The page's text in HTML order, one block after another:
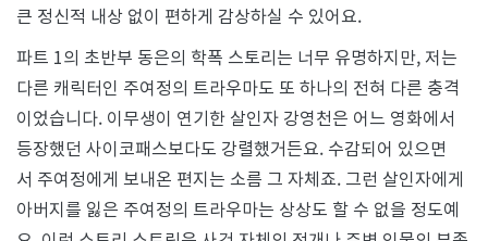
큰 정신적 내상 없이 편하게 감상하실 수 있어요.
파트 1의 초반부 동은의 학폭 스토리는 너무 유명하지만, 저는
다른 캐릭터인 주여정의 트라우마도 또 하나의 전혀 다른 충격
이었습니다. 이무생이 연기한 살인자 강영천은 어느 영화에서
등장했던 사이코패스보다도 강렬했거든요. 수감되어 있으면
서 주여정에게 보내온 편지는 소름 그 자체죠. 그런 살인자에게
아버지를 잃은 주여정의 트라우마는 상상도 할 수 없을 정도예